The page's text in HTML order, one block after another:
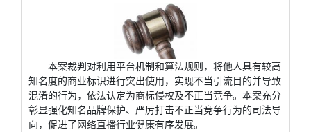
本案裁判对利用平台机制和算法规则，将他人具有较高
知名度的商业标识进行突出使用，实现不当引流目的并导致
混淆的行为，依法认定为商标侵权及不正当竞争。本案充分
彰显强化知名品牌保护、严厉打击不正当竞争行为的司法导
向，促进了网络直播行业健康有序发展。